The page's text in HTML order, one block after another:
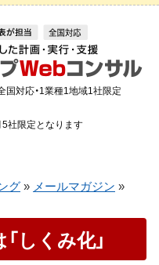
国対応・1業種1地域1社限定
社限定となります
グ » メールマガジン »
しくみ化」